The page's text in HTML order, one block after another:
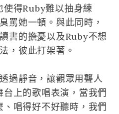
得Ruby難以抽身練
罵她一頓。與此同時，
書的擔憂以及Ruby不想
，彼此打架著。
過靜音，讓觀眾用聾人
上的歌唱表演，當我們
唱得好不好聽時，我們